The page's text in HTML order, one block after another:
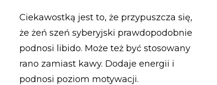
Ciekawostką jest to, że przypuszcza się,
że żeń szeń syberyjski prawdopodobnie
podnosi libido. Może też być stosowany
rano zamiast kawy. Dodaje energii i
podnosi poziom motywacji.